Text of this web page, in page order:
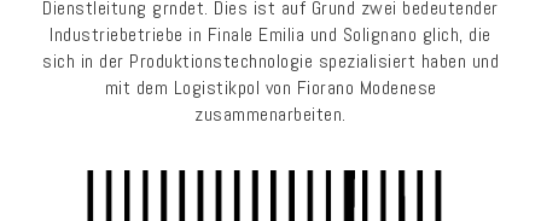
Dienstleitung grndet. Dies ist auf Grund zwei bedeutender
Industriebetriebe in Finale Emilia und Solignano glich, die
sich in der Produktionstechnologie spezialisiert haben und
mit dem Logistikpol von Fiorano Modenese
zusammenarbeiten.